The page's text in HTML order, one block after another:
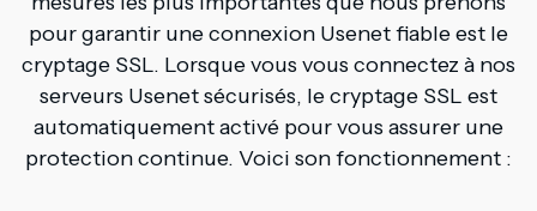
pour garantir une connexion Usenet fiable est le
cryptage SSL. Lorsque vous vous connectez à nos
serveurs Usenet sécurisés, le cryptage SSL est
automatiquement activé pour vous assurer une
protection continue. Voici son fonctionnement :